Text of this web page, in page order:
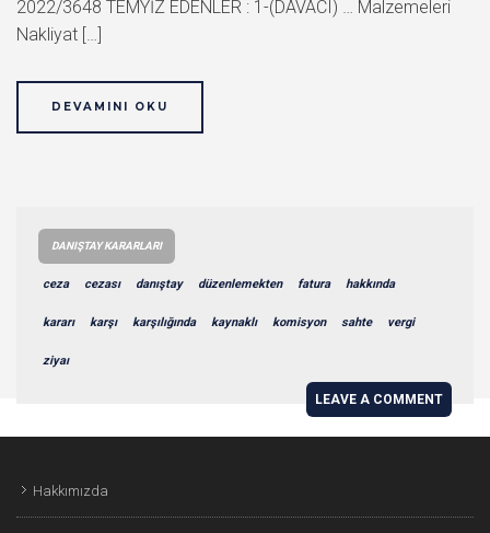
2022/3648 TEMYİZ EDENLER : 1-(DAVACI) … Malzemeleri
Nakliyat […]
DEVAMINI OKU
DANIŞTAY KARARLARI
ceza cezası danıştay düzenlemekten fatura hakkında
kararı karşı karşılığında kaynaklı komisyon sahte vergi
ziyaı
LEAVE A COMMENT
Hakkımızda